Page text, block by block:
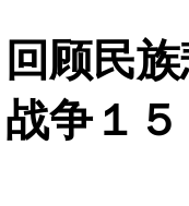
回顾民
战争１